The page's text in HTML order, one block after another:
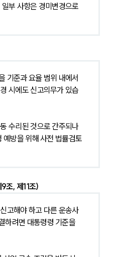
부 사항은 경미변경으로
기준과 요율 범위 내에서
시에도 신고의무가 있습
수리된 것으로 간주되나
예방을 위해 사전 법률검토
조, 제11조)
고해야 하고 다른 운송사
하려면 대통령령 기준을